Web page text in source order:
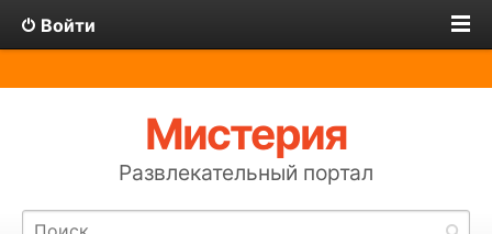
Войти
Мистерия
Развлекательный портал